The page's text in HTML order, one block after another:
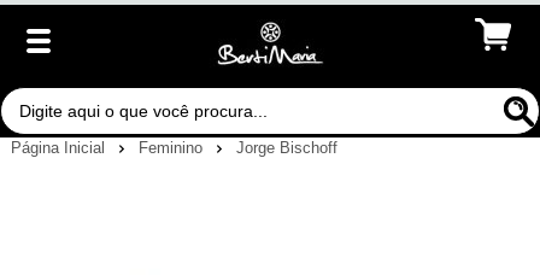
Página Inicial Feminino Jorge Bischoff